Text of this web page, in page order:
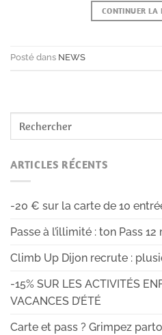
CONTINUER LA
Posté dans NEWS
ARTICLES RÉCENTS
-20 € sur la carte de 10
Passe à l’illimité : ton Pass
Climb Up Dijon recrute :
-15% SUR LES ACTIVITÉS
VACANCES D’ÉTÉ
Carte et pass ? Grimpez